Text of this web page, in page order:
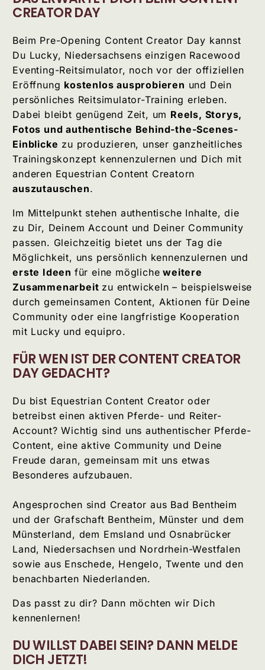
CREATOR DAY
Beim Pre-Opening Content Creator Day kannst
Du Lucky, Niedersachsens einzigen Racewood
Eventing-Reitsimulator, noch vor der offiziellen
Eröffnung kostenlos ausprobieren und Dein
persönliches Reitsimulator-Training erleben.
Dabei bleibt genügend Zeit, um Reels, Storys,
Fotos und authentische Behind-the-Scenes-
Einblicke zu produzieren, unser ganzheitliches
Trainingskonzept kennenzulernen und Dich mit
anderen Equestrian Content Creatorn
auszutauschen.
Im Mittelpunkt stehen authentische Inhalte, die
zu Dir, Deinem Account und Deiner Community
passen. Gleichzeitig bietet uns der Tag die
Möglichkeit, uns persönlich kennenzulernen und
erste Ideen für eine mögliche weitere
Zusammenarbeit zu entwickeln – beispielsweise
durch gemeinsamen Content, Aktionen für Deine
Community oder eine langfristige Kooperation
mit Lucky und equipro.
FÜR WEN IST DER CONTENT CREATOR
DAY GEDACHT?
Du bist Equestrian Content Creator oder
betreibst einen aktiven Pferde- und Reiter-
Account? Wichtig sind uns authentischer Pferde-
Content, eine aktive Community und Deine
Freude daran, gemeinsam mit uns etwas
Besonderes aufzubauen.
Angesprochen sind Creator aus Bad Bentheim
und der Grafschaft Bentheim, Münster und dem
Münsterland, dem Emsland und Osnabrücker
Land, Niedersachsen und Nordrhein-Westfalen
sowie aus Enschede, Hengelo, Twente und den
benachbarten Niederlanden.
Das passt zu dir? Dann möchten wir Dich
kennenlernen!
DU WILLST DABEI SEIN? DANN MELDE
DICH JETZT!